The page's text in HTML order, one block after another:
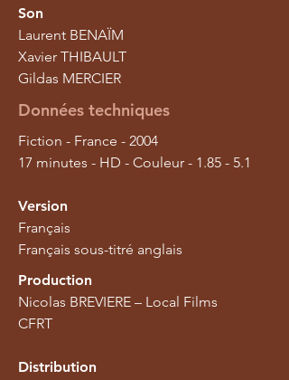
Son
Laurent BENAÏM
Xavier THIBAULT
Gildas MERCIER
Données techniques
Fiction - France - 2004
17 minutes - HD - Couleur - 1.85 - 5.1
Version
Français
Français sous-titré anglais
Production
Nicolas BREVIERE – Local Films
​CFRT
Distribution